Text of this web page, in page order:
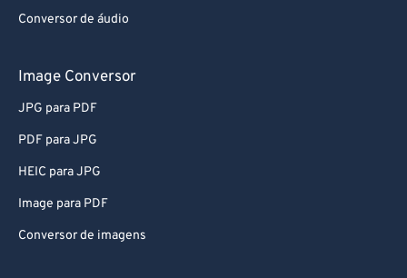
Conversor de áudio
Image Conversor
JPG para PDF
PDF para JPG
HEIC para JPG
Image para PDF
Conversor de imagens